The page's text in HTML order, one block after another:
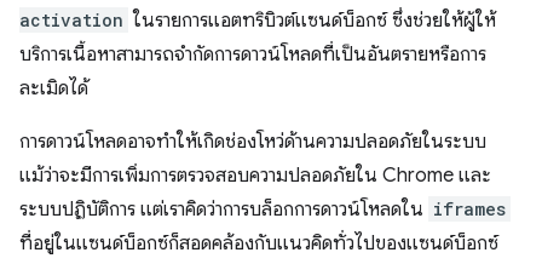
activation ในรายการแอตทริบิวต์แซนด์บ็อกซ์ ซึ่งช่วยให้ผู้ให้
บริการเนื้อหาสามารถจำกัดการดาวน์โหลดที่เป็นอันตรายหรือการ
ละเมิดได้
การดาวน์โหลดอาจทำให้เกิดช่องโหว่ด้านความปลอดภัยในระบบ
แม้ว่าจะมีการเพิ่มการตรวจสอบความปลอดภัยใน Chrome และ
ระบบปฏิบัติการ แต่เราคิดว่าการบล็อกการดาวน์โหลดใน iframes
ที่อยู่ในแซนด์บ็อกซ์ก็สอดคล้องกับแนวคิดทั่วไปของแซนด์บ็อกซ์